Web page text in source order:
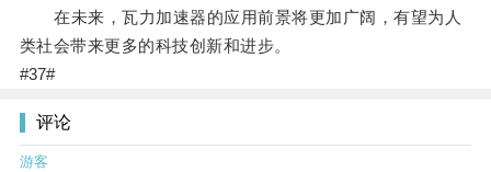
在未来，瓦力加速器的应用前景将更加广阔，有望为人
类社会带来更多的科技创新和进步。
#37#
评论
游客